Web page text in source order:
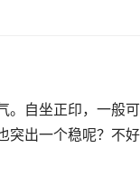
。自坐正印，一般
突出一个稳呢？不好